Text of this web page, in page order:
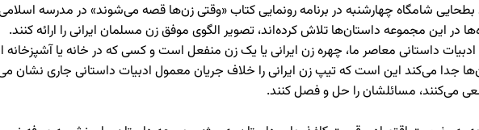
بطحایی شامگاه چهارشنبه در برنامه رونمایی کتاب «وقتی زن‌ها قصه می‌شوند» در مدرسه
این مجموعه داستان‌ها تلاش کرده‌اند، تصویر الگوی موفق زن مسلمان ایرانی را ارائه کنند.
داستانی معاصر ما، چهره زن ایرانی یا یک زن منفعل است و کسی که در خانه یا
جدا می‌کند این است که تیپ زن ایرانی را خلاف جریان معمول ادبیات داستانی جاری نشان
سعی می‌کنند، مسائلشان را حل و فصل کنند.